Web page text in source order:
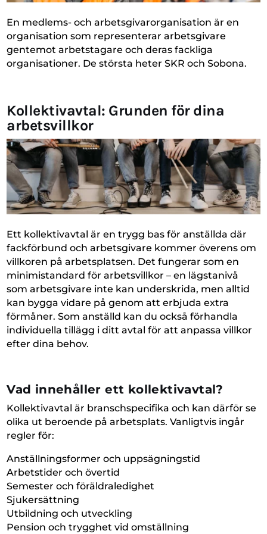
En medlems- och arbetsgivarorganisation är en
organisation som representerar arbetsgivare
gentemot arbetstagare och deras fackliga
organisationer. De största heter SKR och Sobona.
Kollektivavtal: Grunden för dina
arbetsvillkor
Ett kollektivavtal är en trygg bas för anställda där
fackförbund och arbetsgivare kommer överens om
villkoren på arbetsplatsen. Det fungerar som en
minimistandard för arbetsvillkor – en lägstanivå
som arbetsgivare inte kan underskrida, men alltid
kan bygga vidare på genom att erbjuda extra
förmåner. Som anställd kan du också förhandla
individuella tillägg i ditt avtal för att anpassa villkor
efter dina behov.
Vad innehåller ett kollektivavtal?
Kollektivavtal är branschspecifika och kan därför se
olika ut beroende på arbetsplats. Vanligtvis ingår
regler för:
Anställningsformer och uppsägningstid
Arbetstider och övertid
Semester och föräldraledighet
Sjukersättning
Utbildning och utveckling
Pension och trygghet vid omställning